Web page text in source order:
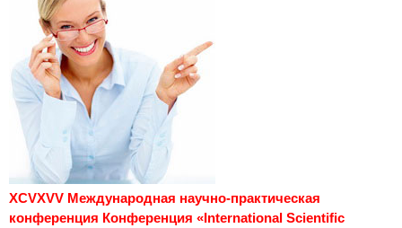
XCVXVV Международная научно-практическая
конференция Конференция «International Scientific